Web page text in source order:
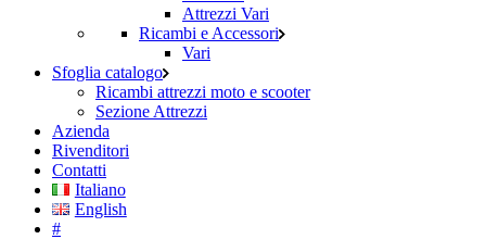
Attrezzi Vari
Ricambi e Accessori
Vari
Sfoglia catalogo
Ricambi attrezzi moto e scooter
Sezione Attrezzi
Azienda
Rivenditori
Contatti
Italiano
English
#